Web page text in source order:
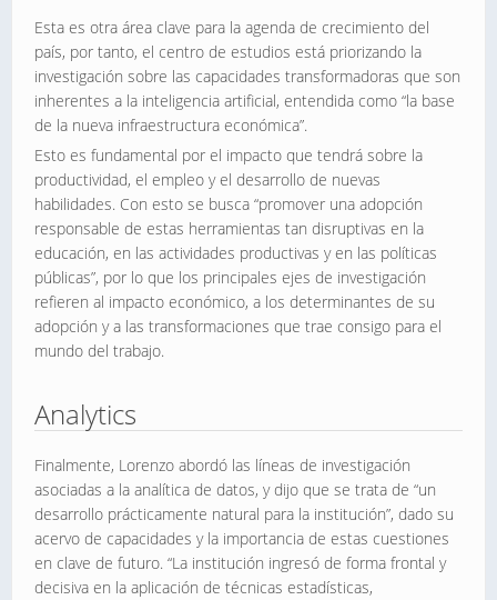
Esta es otra área clave para la agenda de crecimiento del
país, por tanto, el centro de estudios está priorizando la
investigación sobre las capacidades transformadoras que son
inherentes a la inteligencia artificial, entendida como “la base
de la nueva infraestructura económica”.
Esto es fundamental por el impacto que tendrá sobre la
productividad, el empleo y el desarrollo de nuevas
habilidades. Con esto se busca “promover una adopción
responsable de estas herramientas tan disruptivas en la
educación, en las actividades productivas y en las políticas
públicas”, por lo que los principales ejes de investigación
refieren al impacto económico, a los determinantes de su
adopción y a las transformaciones que trae consigo para el
mundo del trabajo.
Analytics
Finalmente, Lorenzo abordó las líneas de investigación
asociadas a la analítica de datos, y dijo que se trata de “un
desarrollo prácticamente natural para la institución”, dado su
acervo de capacidades y la importancia de estas cuestiones
en clave de futuro. “La institución ingresó de forma frontal y
decisiva en la aplicación de técnicas estadísticas,